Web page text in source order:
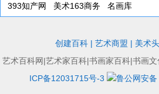
393知产网 美术163商务 名画库
创建百科| 艺术商盟 | 美术
艺术百科网|艺术家百科|书画家百科|书画文
ICP备12031715号-3
鲁公网安